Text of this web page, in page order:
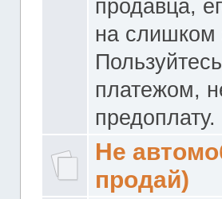
продавца,
на
платежом,
предоплату.
Не
продай)